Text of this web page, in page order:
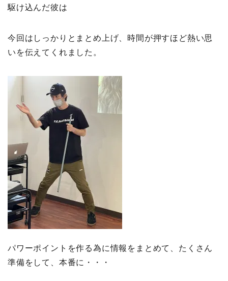
駆け込んだ彼は
今回はしっかりとまとめ上げ、時間が押すほど熱い思
いを伝えてくれました。
パワーポイントを作る為に情報をまとめて、たくさん
準備をして、本番に・・・